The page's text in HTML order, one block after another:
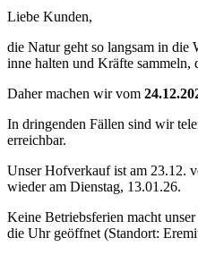
Liebe Kunden,
die Natur geht so langsam in die
inne halten und Kräfte sammeln,
Daher machen wir vom
In dringenden Fällen sind wir
erreichbar.
Unser Hofverkauf ist am 23.12.
wieder am Dienstag, 13.01.26.
Keine Betriebsferien macht
die Uhr geöffnet (Standort: